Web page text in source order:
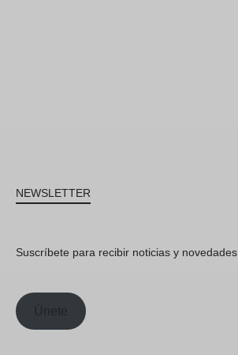
NEWSLETTER
Suscríbete para recibir noticias y novedades
Únete